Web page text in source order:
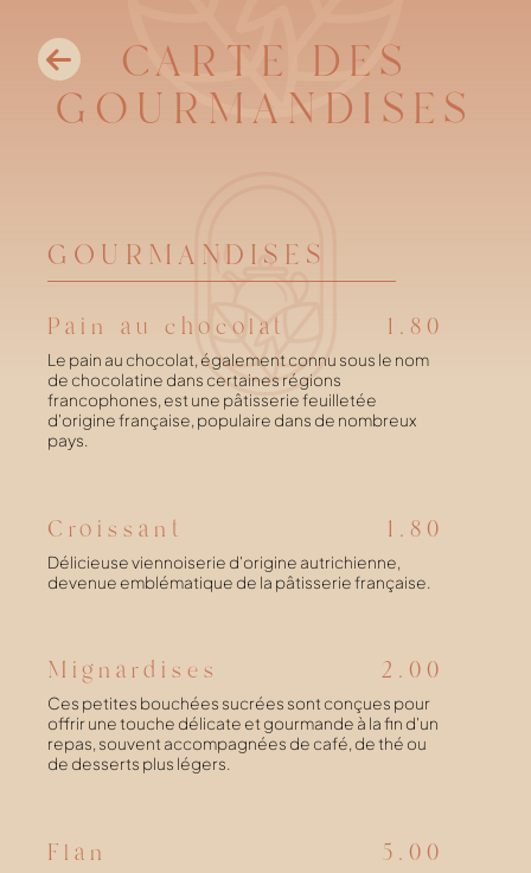
CARTE DES
GOURMANDISES
GOURMANDISES
Pain au chocolat 1.80
Le pain au chocolat, également connu sous le nom
de chocolatine dans certaines régions
francophones, est une pâtisserie feuilletée
d'origine française, populaire dans de nombreux
pays.
Croissant 1.80
Délicieuse viennoiserie d'origine autrichienne,
devenue emblématique de la pâtisserie française.
Mignardises 2.00
Ces petites bouchées sucrées sont conçues pour
offrir une touche délicate et gourmande à la fin d'un
repas, souvent accompagnées de café, de thé ou
de desserts plus légers.
Flan 5.00